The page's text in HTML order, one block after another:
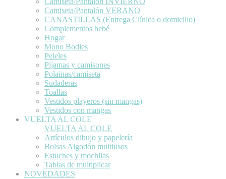
Camiseta/Pantalón VERANO
CANASTILLAS (Entrega Clínica o domicilio)
Complementos bebé
Hogar
Mono Bodies
Peleles
Pijamas y camisones
Polainas/camiseta
Sudaderas
Toallas
Vestidos playeros (sin mangas)
Vestidos con mangas
VUELTA AL COLE
VUELTA AL COLE
Artículos dibujo y papelería
Bolsas Algodón multiusos
Estuches y mochilas
Tablas de multiplicar
NOVEDADES